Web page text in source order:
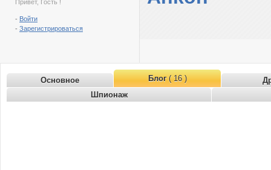
Привет, Гость !
- Войти
- Зарегистрироваться
Основное Блог( 16 )
Шпионаж